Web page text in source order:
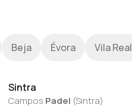
Beja Évora Vila Real
Sintra
Campos Padel (Sintra)